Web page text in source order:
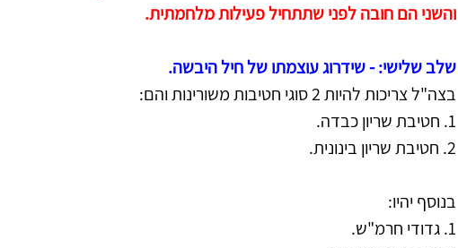
והשני הם חובה לפני שתתחיל פעילות מלחמתית.
שלב שלישי: - שידרוג עוצמתו של חיל היבשה.
בצה"ל צריכות להיות 2 סוגי חטיבות משורינות והם:
1. חטיבת שריון כבדה.
2. חטיבת שריון בינונית.
בנוסף יהיו:
1. גדודי חרמ"ש.